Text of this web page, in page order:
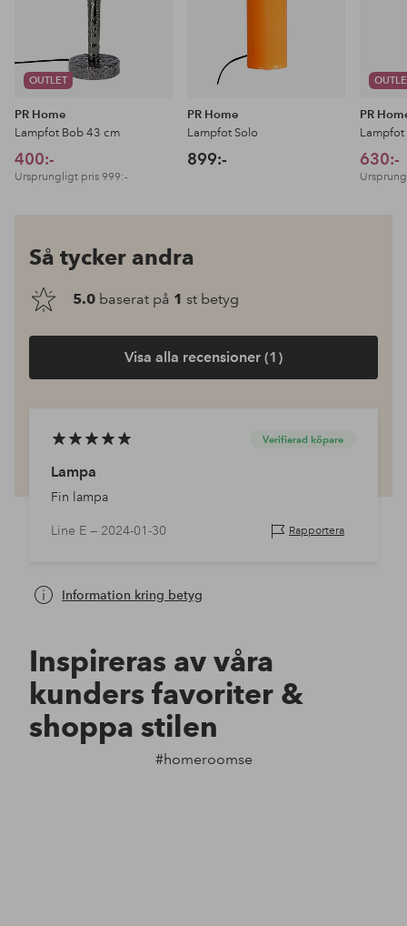
OUTLET
PR Home
Lampfot Bob 43 cm
400:-
Ursprungligt pris 999:-
PR Home
Lampfot Solo
899:-
PR
630:-
Så tycker andra
5.0 baserat på 1 st betyg
Visa alla recensioner (1)
Verifierad köpare
Lampa
Fin lampa
Line E — 2024-01-30 Rapportera
Information kring betyg
Inspireras av våra
kunders favoriter &
shoppa stilen
#homeroomse